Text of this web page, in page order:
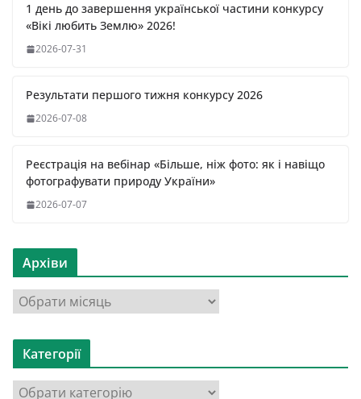
1 день до завершення української частини конкурсу
«Вікі любить Землю» 2026!
2026-07-31
Результати першого тижня конкурсу 2026
2026-07-08
Реєстрація на вебінар «Більше, ніж фото: як і навіщо
фотографувати природу України»
2026-07-07
Архіви
р
х
в
Категорії